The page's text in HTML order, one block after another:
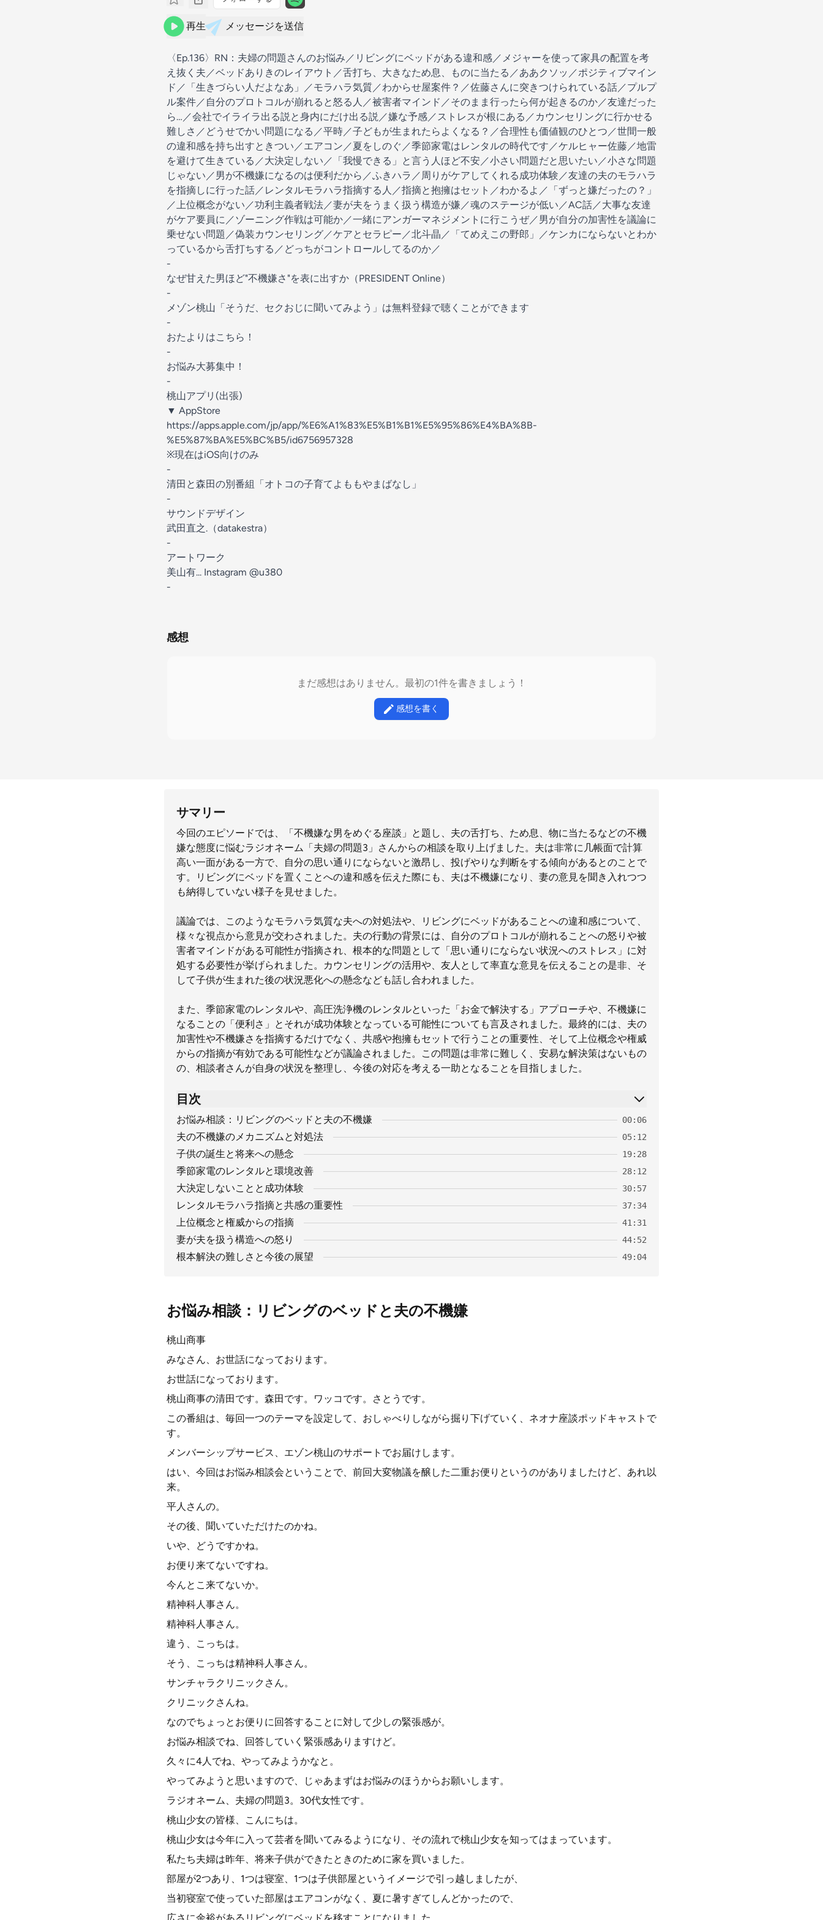
再生 メッセージを送信
〈Ep.136〉RN：夫婦の問題さんのお悩み／リビングにベッドがある違和感／メジャーを使って家具の配置を考
え抜く夫／ベッドありきのレイアウト／舌打ち、大きなため息、ものに当たる／ああクソッ／ポジティブマイン
ド／「生きづらい人だよなあ」／モラハラ気質／わからせ屋案件？／佐藤さんに突きつけられている話／プルプ
ル案件／自分のプロトコルが崩れると怒る人／被害者マインド／そのまま行ったら何が起きるのか／友達だった
ら…／会社でイライラ出る説と身内にだけ出る説／嫌な予感／ストレスが根にある／カウンセリングに行かせる
難しさ／どうせでかい問題になる／平時／子どもが生まれたらよくなる？／合理性も価値観のひとつ／世間一般
の違和感を持ち出すときつい／エアコン／夏をしのぐ／季節家電はレンタルの時代です／ケルヒャー佐藤／地雷
を避けて生きている／大決定しない／「我慢できる」と言う人ほど不安／小さい問題だと思いたい／小さな問題
じゃない／男が不機嫌になるのは便利だから／ふきハラ／周りがケアしてくれる成功体験／友達の夫のモラハラ
を指摘しに行った話／レンタルモラハラ指摘する人／指摘と抱擁はセット／わかるよ／「ずっと嫌だったの？」
／上位概念がない／功利主義者戦法／妻が夫をうまく扱う構造が嫌／魂のステージが低い／AC話／大事な友達
がケア要員に／ゾーニング作戦は可能か／一緒にアンガーマネジメントに行こうぜ／男が自分の加害性を議論に
乗せない問題／偽装カウンセリング／ケアとセラピー／北斗晶／「てめえこの野郎」／ケンカにならないとわか
っているから舌打ちする／どっちがコントロールしてるのか／
-
なぜ甘えた男ほど"不機嫌さ"を表に出すか （PRESIDENT Online）
-
⁠⁠⁠⁠⁠⁠⁠⁠⁠⁠⁠⁠⁠⁠⁠⁠⁠⁠⁠⁠⁠⁠⁠⁠⁠⁠⁠⁠⁠⁠⁠⁠⁠⁠⁠⁠⁠⁠⁠⁠⁠⁠メゾン桃山⁠⁠⁠⁠⁠⁠⁠⁠⁠⁠⁠⁠⁠⁠⁠⁠⁠⁠⁠⁠⁠⁠⁠⁠⁠⁠⁠⁠⁠⁠⁠⁠⁠⁠⁠⁠⁠ 「そうだ、セクおじに聞いてみよう」は無料登録で聴くことができます
-
⁠⁠⁠⁠⁠⁠⁠⁠⁠⁠⁠⁠⁠⁠⁠⁠⁠⁠⁠⁠⁠⁠⁠⁠⁠⁠⁠⁠⁠おたよりはこちら！⁠⁠⁠⁠⁠⁠⁠⁠⁠⁠⁠⁠⁠⁠⁠⁠⁠⁠⁠⁠⁠⁠⁠⁠⁠⁠⁠⁠⁠
⁠-
⁠⁠⁠⁠⁠⁠⁠⁠⁠⁠⁠⁠⁠⁠⁠⁠⁠⁠⁠⁠⁠⁠⁠⁠⁠⁠⁠⁠⁠お悩み大募集中！⁠⁠⁠⁠⁠⁠⁠⁠⁠⁠⁠⁠⁠⁠⁠⁠⁠⁠⁠⁠⁠⁠⁠⁠⁠⁠⁠⁠⁠
-
桃山アプリ(出張)
▼ AppStore
⁠⁠⁠⁠⁠⁠⁠⁠⁠⁠⁠https://apps.apple.com/jp/app/%E6%A1%83%E5%B1%B1%E5%95%86%E4%BA%8B-
%E5%87%BA%E5%BC%B5/id6756957328⁠⁠⁠⁠⁠⁠⁠⁠⁠⁠⁠
※現在はiOS向けのみ
-
⁠⁠⁠⁠⁠⁠⁠⁠⁠⁠⁠⁠⁠⁠⁠⁠⁠⁠⁠⁠⁠⁠⁠⁠⁠⁠⁠⁠⁠⁠⁠⁠⁠清田と森田の別番組「オトコの子育てよももやまばなし」⁠⁠⁠⁠⁠⁠⁠⁠⁠⁠⁠⁠⁠⁠⁠⁠⁠⁠⁠⁠⁠⁠⁠⁠⁠⁠⁠⁠⁠⁠⁠⁠
-
サウンドデザイン
⁠⁠⁠⁠⁠⁠⁠⁠武田直之.（datakestra）⁠⁠⁠⁠⁠⁠⁠⁠
-
アートワーク
美山有... Instagram @u380
-
感想
まだ感想はありません。最初の1件を書きましょう！
感想を書く
サマリー
今回のエピソードでは、「不機嫌な男をめぐる座談」と題し、夫の舌打ち、ため息、物に当たるなどの不機
嫌な態度に悩むラジオネーム「夫婦の問題3」さんからの相談を取り上げました。夫は非常に几帳面で計算
高い一面がある一方で、自分の思い通りにならないと激昂し、投げやりな判断をする傾向があるとのことで
す。リビングにベッドを置くことへの違和感を伝えた際にも、夫は不機嫌になり、妻の意見を聞き入れつつ
も納得していない様子を見せました。
議論では、このようなモラハラ気質な夫への対処法や、リビングにベッドがあることへの違和感について、
様々な視点から意見が交わされました。夫の行動の背景には、自分のプロトコルが崩れることへの怒りや被
害者マインドがある可能性が指摘され、根本的な問題として「思い通りにならない状況へのストレス」に対
処する必要性が挙げられました。カウンセリングの活用や、友人として率直な意見を伝えることの是非、そ
して子供が生まれた後の状況悪化への懸念なども話し合われました。
また、季節家電のレンタルや、高圧洗浄機のレンタルといった「お金で解決する」アプローチや、不機嫌に
なることの「便利さ」とそれが成功体験となっている可能性についても言及されました。最終的には、夫の
加害性や不機嫌さを指摘するだけでなく、共感や抱擁もセットで行うことの重要性、そして上位概念や権威
からの指摘が有効である可能性などが議論されました。この問題は非常に難しく、安易な解決策はないもの
の、相談者さんが自身の状況を整理し、今後の対応を考える一助となることを目指しました。
目次
お悩み相談：リビングのベッドと夫の不機嫌 00:06
夫の不機嫌のメカニズムと対処法 05:12
子供の誕生と将来への懸念 19:28
季節家電のレンタルと環境改善 28:12
大決定しないことと成功体験 30:57
レンタルモラハラ指摘と共感の重要性 37:34
上位概念と権威からの指摘 41:31
妻が夫を扱う構造への怒り 44:52
根本解決の難しさと今後の展望 49:04
お悩み相談：リビングのベッドと夫の不機嫌
桃山商事
みなさん、お世話になっております。
お世話になっております。
桃山商事の清田です。森田です。ワッコです。さとうです。
この番組は、毎回一つのテーマを設定して、おしゃべりしながら掘り下げていく、ネオナ座談ポッドキャストで
す。
メンバーシップサービス、エゾン桃山のサポートでお届けします。
はい、今回はお悩み相談会ということで、前回大変物議を醸した二重お便りというのがありましたけど、あれ以
来。
平人さんの。
その後、聞いていただけたのかね。
いや、どうですかね。
お便り来てないですね。
今んとこ来てないか。
精神科人事さん。
精神科人事さん。
違う、こっちは。
そう、こっちは精神科人事さん。
サンチャラクリニックさん。
クリニックさんね。
なのでちょっとお便りに回答することに対して少しの緊張感が。
お悩み相談でね、回答していく緊張感ありますけど。
久々に4人でね、やってみようかなと。
やってみようと思いますので、じゃあまずはお悩みのほうからお願いします。
ラジオネーム、夫婦の問題3。30代女性です。
桃山少女の皆様、こんにちは。
桃山少女は今年に入って芸者を聞いてみるようになり、その流れで桃山少女を知ってはまっています。
私たち夫婦は昨年、将来子供ができたときのために家を買いました。
部屋が2つあり、1つは寝室、1つは子供部屋というイメージで引っ越しましたが、
当初寝室で使っていた部屋はエアコンがなく、夏に暑すぎてしんどかったので、